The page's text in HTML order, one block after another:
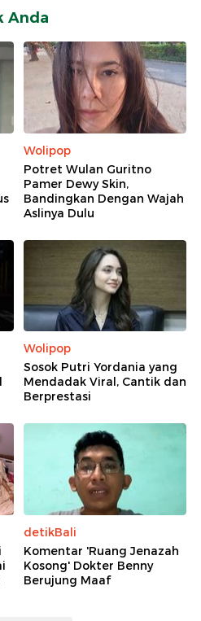
Anda
Wolipop
Potret Wulan Guritno
Pamer Dewy Skin,
Bandingkan Dengan Wajah
Aslinya Dulu
Wolipop
Sosok Putri Yordania yang
Mendadak Viral, Cantik dan
Berprestasi
detikBali
Komentar 'Ruang Jenazah
Kosong' Dokter Benny
Berujung Maaf